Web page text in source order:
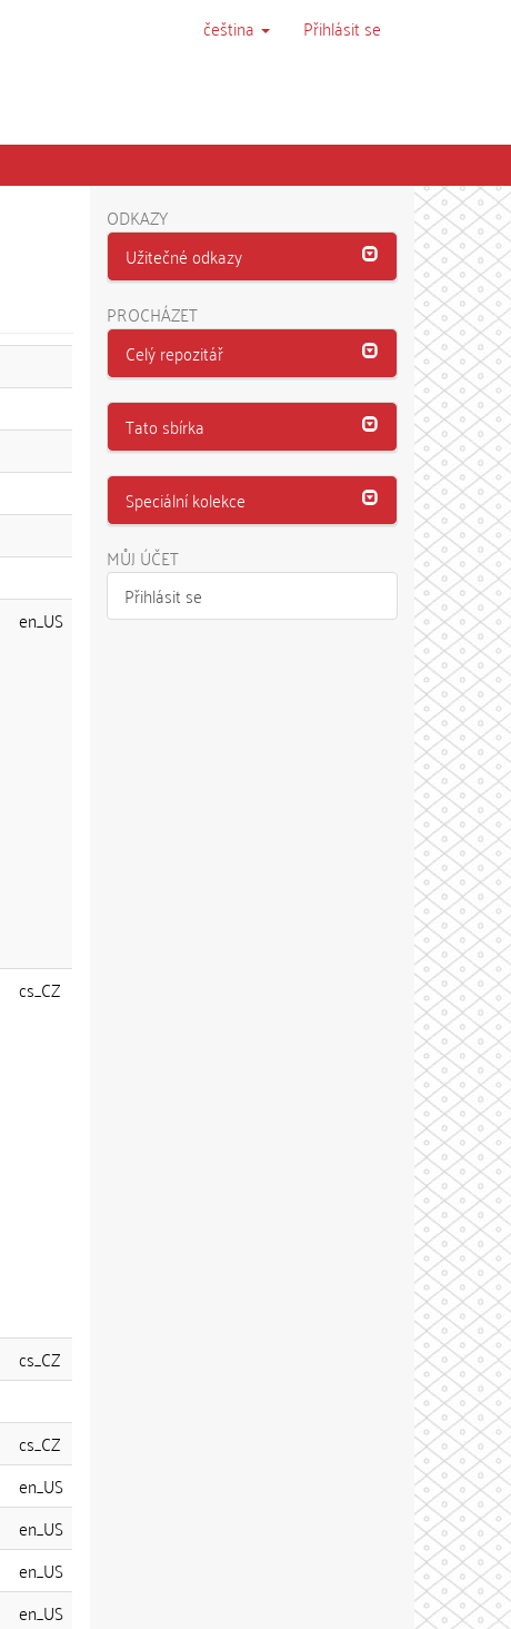
čeština Přihlásit se
en_US
cs_CZ
cs_CZ
cs_CZ
en_US
en_US
en_US
en_US
ODKAZY
Užitečné odkazy
PROCHÁZET
Celý repozitář
Tato sbírka
Speciální kolekce
MŮJ ÚČET
Přihlásit se